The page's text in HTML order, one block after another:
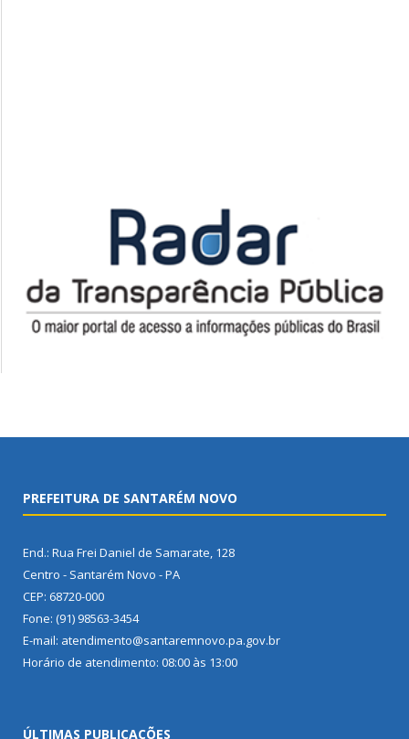
PREFEITURA DE SANTARÉM NOVO
End.: Rua Frei Daniel de Samarate, 128
Centro - Santarém Novo - PA
CEP: 68720-000
Fone: (91) 98563-3454
E-mail: atendimento@santaremnovo.pa.gov.br
Horário de atendimento: 08:00 às 13:00
ÚLTIMAS PUBLICAÇÕES